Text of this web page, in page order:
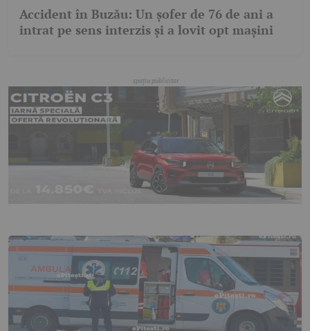
Accident în Buzău: Un șofer de 76 de ani a
intrat pe sens interzis și a lovit opt mașini